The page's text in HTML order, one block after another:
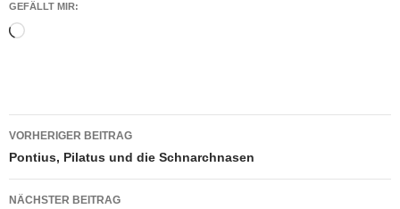
GEFÄLLT MIR:
Wird
Beitragsnavigation
VORHERIGER BEITRAG
Pontius, Pilatus und die Schnarchnasen
NÄCHSTER BEITRAG